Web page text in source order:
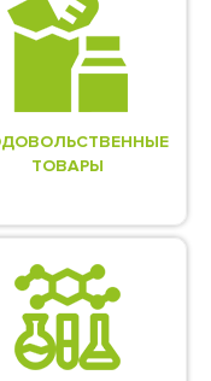
ТОВАРЫ